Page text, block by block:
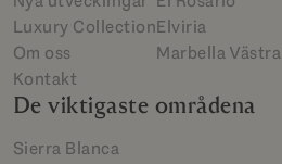
Luxury Collection
Om oss
Kontakt
Elviria
Marbella Västra
De viktigaste områdena
Sierra Blanca